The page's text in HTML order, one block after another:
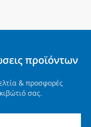
προϊόντων
& προσφορές
σας.